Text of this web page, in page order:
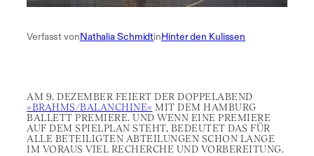
Verfasst vonNathalia SchmidtinHinter den Kulissen
AM 9. DEZEMBER FEIERT DER DOPPELABEND
»BRAHMS/BALANCHINE« MIT DEM HAMBURG
BALLETT PREMIERE. UND WENN EINE PREMIERE
AUF DEM SPIELPLAN STEHT, BEDEUTET DAS FÜR
ALLE BETEILIGTEN ABTEILUNGEN SCHON LANGE
IM VORAUS VIEL RECHERCHE UND VORBEREITUNG.